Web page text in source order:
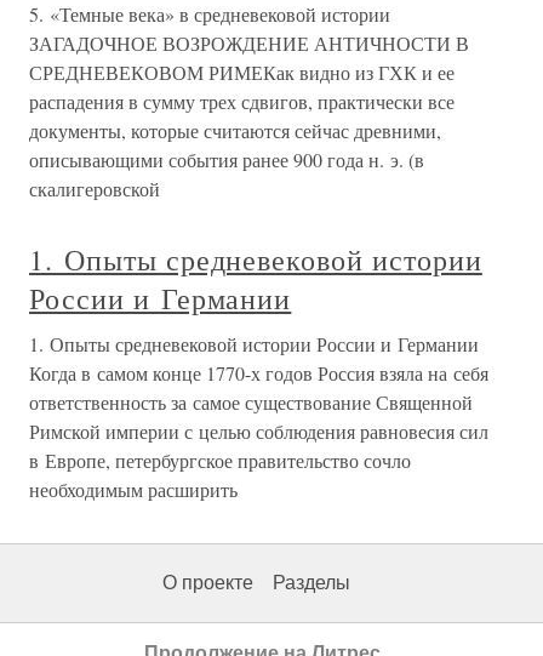
5. «Темные века» в средневековой истории
ЗАГАДОЧНОЕ ВОЗРОЖДЕНИЕ АНТИЧНОСТИ В
СРЕДНЕВЕКОВОМ РИМЕКак видно из ГХК и ее
распадения в сумму трех сдвигов, практически все
документы, которые считаются сейчас древними,
описывающими события ранее 900 года н. э. (в
скалигеровской
1. Опыты средневековой истории
России и Германии
1. Опыты средневековой истории России и Германии
Когда в самом конце 1770-х годов Россия взяла на себя
ответственность за самое существование Священной
Римской империи с целью соблюдения равновесия сил
в Европе, петербургское правительство сочло
необходимым расширить
О проекте Разделы